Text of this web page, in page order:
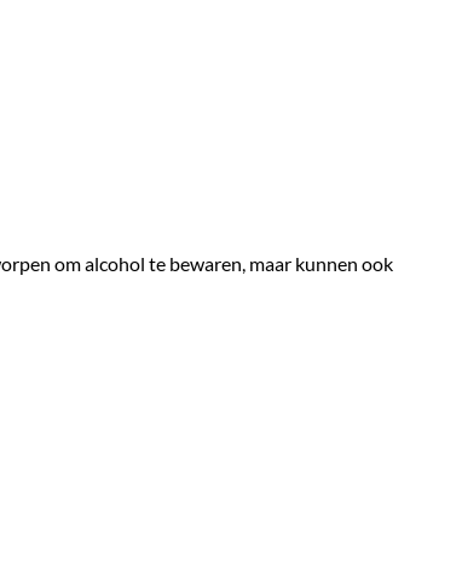
om alcohol te bewaren, maar kunnen ook